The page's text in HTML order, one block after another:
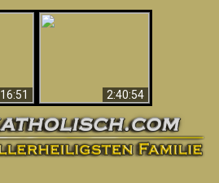
16:51
2:40:54